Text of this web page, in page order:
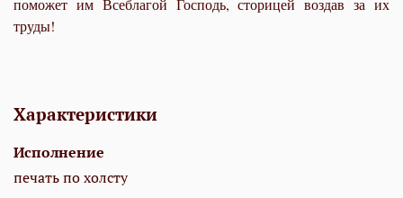
поможет им Всеблагой Господь, сторицей воздав за их
труды!
Характеристики
Исполнение
печать по холсту